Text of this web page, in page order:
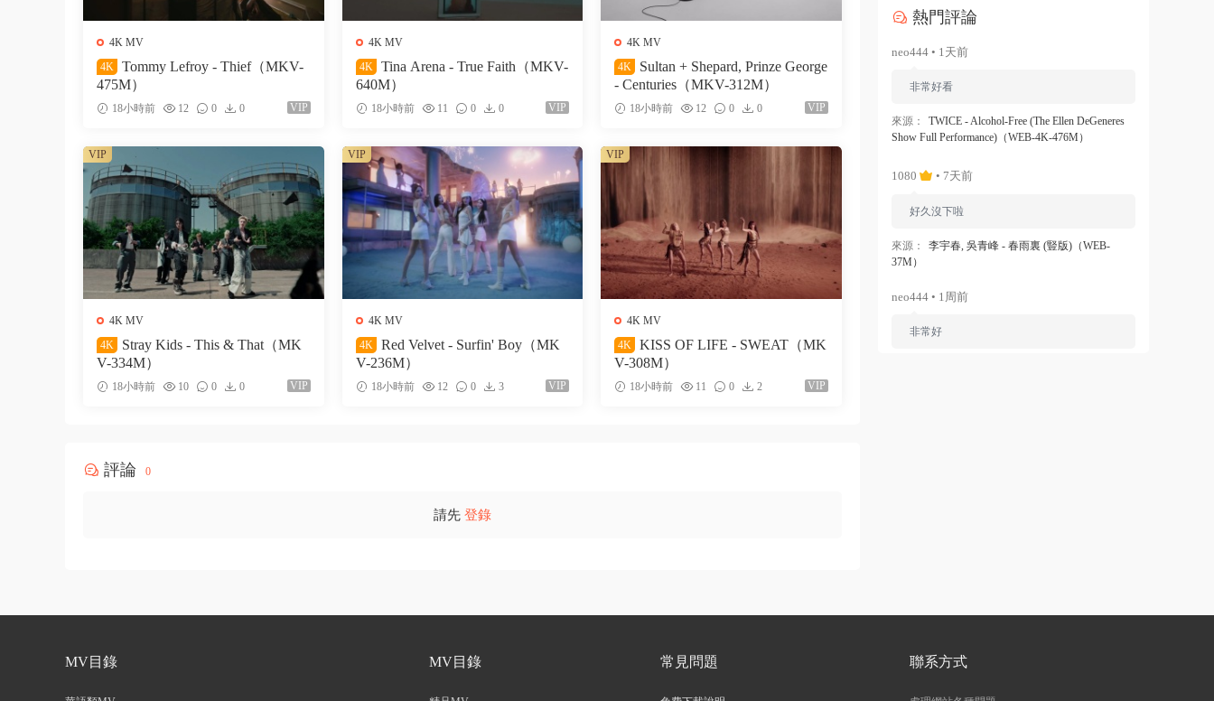
4K MV
4K
Tommy Lefroy - Thief（MKV-
475M）
18小時前 12 0 0 VIP
4K MV
4K
Tina Arena - True Faith（MKV-
640M）
18小時前 11 0 0 VIP
4K MV
4K
Sultan + Shepard, Prinze George
- Centuries（MKV-312M）
18小時前 12 0 0 VIP
4K MV
4K
Stray Kids - This & That（MK
V-334M）
18小時前 10 0 0 VIP
VIP
4K MV
4K
Red Velvet - Surfin' Boy（MK
V-236M）
18小時前 12 0 3 VIP
VIP
4K MV
4K
KISS OF LIFE - SWEAT（MK
V-308M）
18小時前 11 0 2 VIP
VIP
評論 0
請先 登錄
熱門評論
neo444 • 1天前
非常好看
來源：
TWICE - Alcohol-Free (The Ellen DeGeneres
Show Full Performance)（WEB-4K-476M）
1080 • 7天前
好久沒下啦
來源：
李宇春, 吳青峰 - 春雨裏 (豎版)（WEB-
37M）
neo444 • 1周前
非常好
好的👌🏻
來源： 留言闆
MV目錄 MV目錄 常見問題 聯系方式